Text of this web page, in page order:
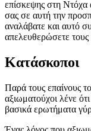
επίσκεψης στη Ντόχα
σας σε αυτή την
αναλάβατε και αυτό
απελευθερώσετε
Κατάσκοποι
Παρά τους επαίνους
αξιωματούχοι λένε
βασικά ερωτήματα